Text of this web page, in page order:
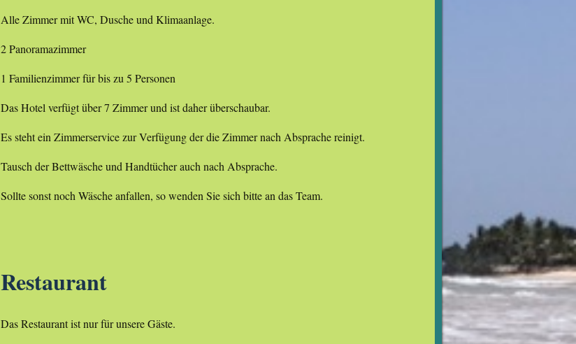
Alle Zimmer mit WC, Dusche und Klimaanlage.
2 Panoramazimmer
1 Familienzimmer für bis zu 5 Personen
Das Hotel verfügt über 7 Zimmer und ist daher überschaubar.
Es steht ein Zimmerservice zur Verfügung der die Zimmer nach Absprache reinigt.
Tausch der Bettwäsche und Handtücher auch nach Absprache.
Sollte sonst noch Wäsche anfallen, so wenden Sie sich bitte an das Team.
Restaurant
Das Restaurant ist nur für unsere Gäste.